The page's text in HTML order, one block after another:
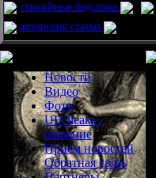
стихийные бедствия
авторские статьи
Новости
Видео
Фото
UFOleaks -
общение
Прием новостей
Обратная связь